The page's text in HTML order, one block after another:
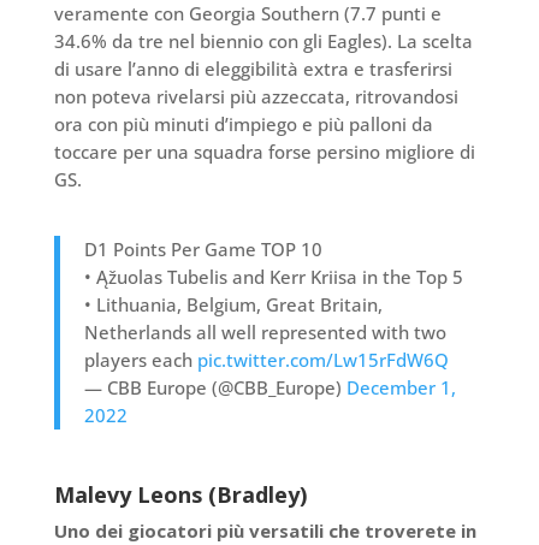
veramente con Georgia Southern (7.7 punti e
34.6% da tre nel biennio con gli Eagles). La scelta
di usare l’anno di eleggibilità extra e trasferirsi
non poteva rivelarsi più azzeccata, ritrovandosi
ora con più minuti d’impiego e più palloni da
toccare per una squadra forse persino migliore di
GS.
D1 Points Per Game TOP 10
• Ąžuolas Tubelis and Kerr Kriisa in the Top 5
• Lithuania, Belgium, Great Britain,
Netherlands all well represented with two
players each pic.twitter.com/Lw15rFdW6Q
— CBB Europe (@CBB_Europe) December 1,
2022
Malevy Leons (Bradley)
Uno dei giocatori più versatili che troverete in